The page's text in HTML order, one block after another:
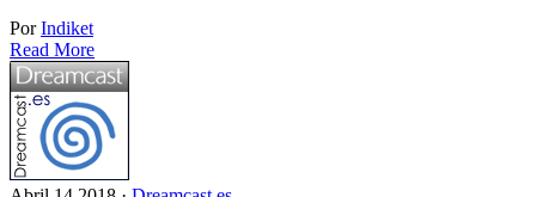
PorIndiket
Read More